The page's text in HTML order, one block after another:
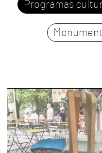
Programas
page